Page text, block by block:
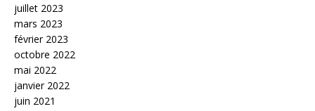
juillet 2023
mars 2023
février 2023
octobre 2022
mai 2022
janvier 2022
juin 2021